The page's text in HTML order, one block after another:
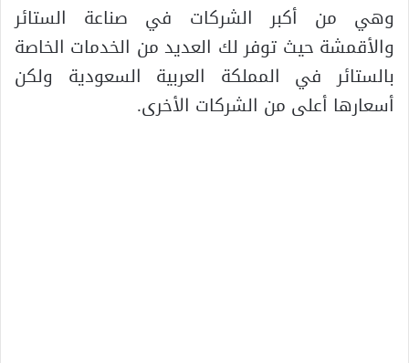
وهي من أكبر الشركات في صناعة الستائر
والأقمشة حيث توفر لك العديد من الخدمات الخاصة
بالستائر في المملكة العربية السعودية ولكن
أسعارها أعلى من الشركات الأخرى.